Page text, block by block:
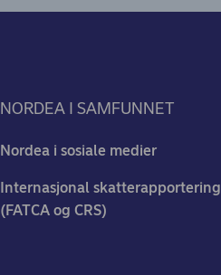
NORDEA I SAMFUNNET
Nordea i sosiale medier
Internasjonal skatterapportering
(FATCA og CRS)